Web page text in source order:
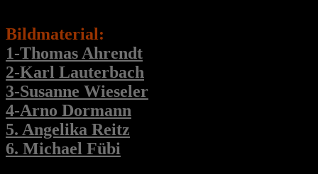
Bildmaterial:
1-Thomas Ahrendt
2-Karl Lauterbach
3-Susanne Wieseler
4-Arno Dormann
5. Angelika Reitz
6. Michael Fübi